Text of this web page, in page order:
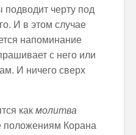
подводит черту под
И в этом случае
напоминание
с него или
И ничего сверх
как молитва
положениям Корана